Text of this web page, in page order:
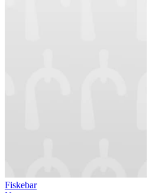
Fiskebar